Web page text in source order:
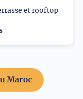
et rooftop
Maroc